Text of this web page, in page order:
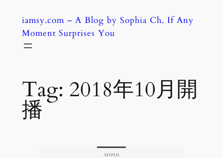
content
iamsy.com – A Blog by Sophia Ch. If Any
Moment Surprises You
Tag: 2018年10月開
播